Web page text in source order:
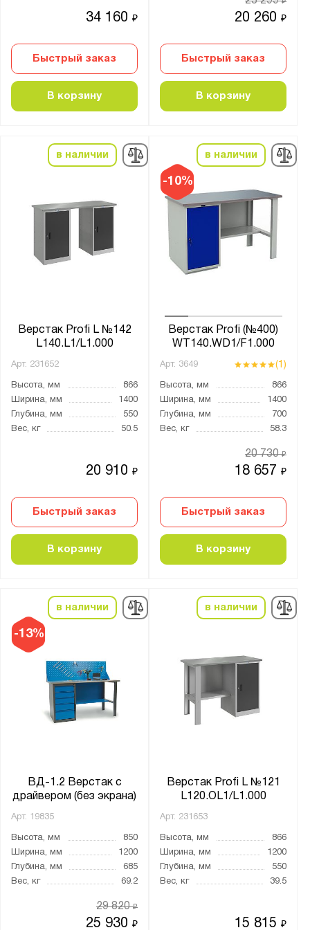
34 160₽
Быстрый заказ
В корзину
20 260₽
₽
Быстрый заказ
В корзину
в наличии
Верстак Profi L №142
L140.L1/L1.000
Арт. 231652
Высота, мм
866
Ширина, мм
1400
Глубина, мм
550
Вес, кг
50.5
20 910₽
Быстрый заказ
В корзину
-10%
в наличии
Верстак Profi (№400)
WT140.WD1/F1.000
Арт. 3649 (1)
Высота, мм
866
Ширина, мм
1400
Глубина, мм
700
Вес, кг
58.3
18 657₽
20 730₽
Быстрый заказ
В корзину
-13%
в наличии
ВД-1.2 Верстак с
драйвером (без экрана)
Арт. 19835
Высота, мм
850
Ширина, мм
1200
Глубина, мм
685
Вес, кг
69.2
25 930₽
29 820₽
в наличии
Верстак Profi L №121
L120.OL1/L1.000
Арт. 231653
Высота, мм
866
Ширина, мм
1200
Глубина, мм
550
Вес, кг
39.5
15 815₽
Фанера 30 мм + Оц. лист 1.5 мм
Фанера 30 мм + Оц. лист 3 мм
Фанера 30 мм + крашенный лист металла 3
Фанера 30 мм + стальная окрашенная
накладка 6 мм
Фанера 40 мм+лак
Фанера 40 мм + стальная накладка 5 мм
Фаннера 30 мм + резиновое покрытие 5 мм
оцинкованная ДСП 24 мм (ЦДСП)
Тип колёс:
4 колеса с тормозом
Для гаража
Для производства
С тисками
Россия
Производитель:
Gresson
Верстакофф
Диком
Метех
Предприятие ДВК
Промет
Викинг